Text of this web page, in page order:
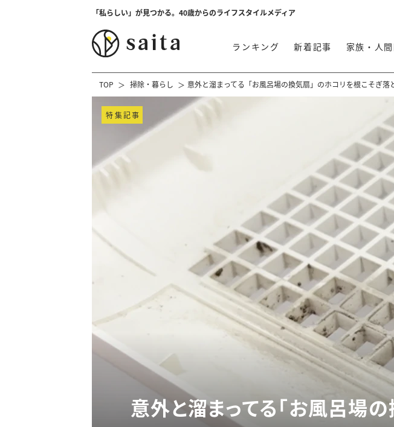
「私らしい」が見つかる。40歳からのライフスタイルメディア
ランキング 新着記事 家族・人
TOP 掃除・暮らし 意外と溜まってる「お風呂場の換気扇」のホコリを根こそぎ落
特集記事
意外と溜まってる「お風呂場